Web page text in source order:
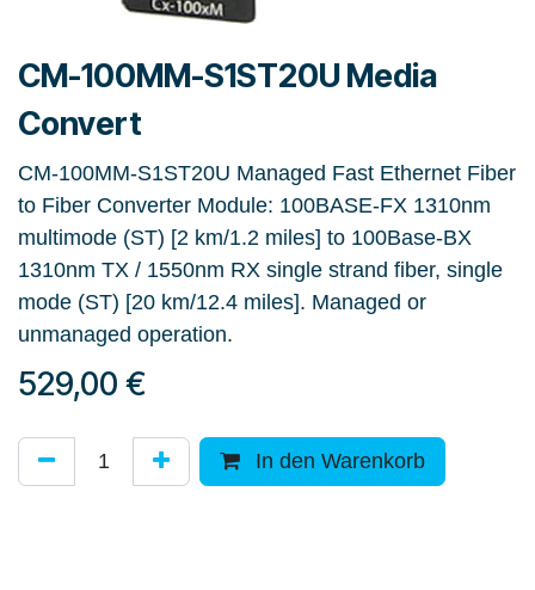
CM-100MM-S1ST20U Media
Convert
CM-100MM-S1ST20U Managed Fast Ethernet Fiber
to Fiber Converter Module: 100BASE-FX 1310nm
multimode (ST) [2 km/1.2 miles] to 100Base-BX
1310nm TX / 1550nm RX single strand fiber, single
mode (ST) [20 km/12.4 miles]. Managed or
unmanaged operation.
529,00 €
In den Warenkorb